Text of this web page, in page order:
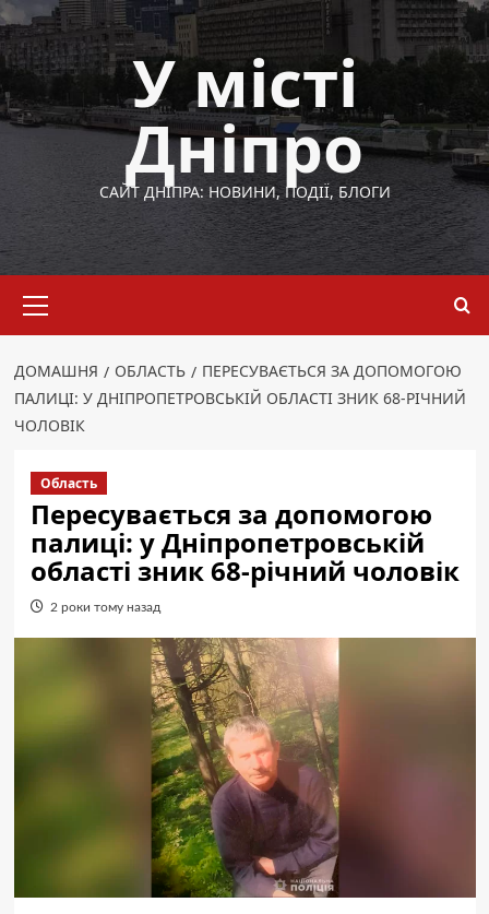
Перейти
до
вмісту
У місті
Дніпро
САЙТ ДНІПРА: НОВИНИ, ПОДІЇ, БЛОГИ
меню
ДОМАШНЯ ОБЛАСТЬ
ПЕРЕСУВАЄТЬСЯ ЗА ДОПОМОГОЮ
ПАЛИЦІ: У ДНІПРОПЕТРОВСЬКІЙ ОБЛАСТІ ЗНИК 68-РІЧНИЙ
ЧОЛОВІК
Область
Пересувається за допомогою
палиці: у Дніпропетровській
області зник 68-річний чоловік
2 роки тому назад